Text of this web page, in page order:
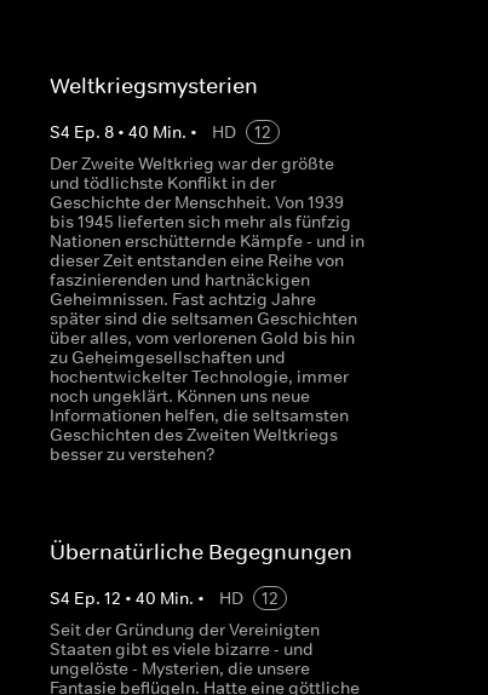
Weltkriegsmysterien
S4 Ep. 8• 40 Min. • HD
12
Der Zweite Weltkrieg war der größte
und tödlichste Konflikt in der
Geschichte der Menschheit. Von 1939
bis 1945 lieferten sich mehr als fünfzig
Nationen erschütternde Kämpfe - und in
dieser Zeit entstanden eine Reihe von
faszinierenden und hartnäckigen
Geheimnissen. Fast achtzig Jahre
später sind die seltsamen Geschichten
über alles, vom verlorenen Gold bis hin
zu Geheimgesellschaften und
hochentwickelter Technologie, immer
noch ungeklärt. Können uns neue
Informationen helfen, die seltsamsten
Geschichten des Zweiten Weltkriegs
besser zu verstehen?
Übernatürliche Begegnungen
S4 Ep. 12 • 40 Min. • HD
12
Seit der Gründung der Vereinigten
Staaten gibt es viele bizarre - und
ungelöste - Mysterien, die unsere
Fantasie beflügeln. Hatte eine göttliche